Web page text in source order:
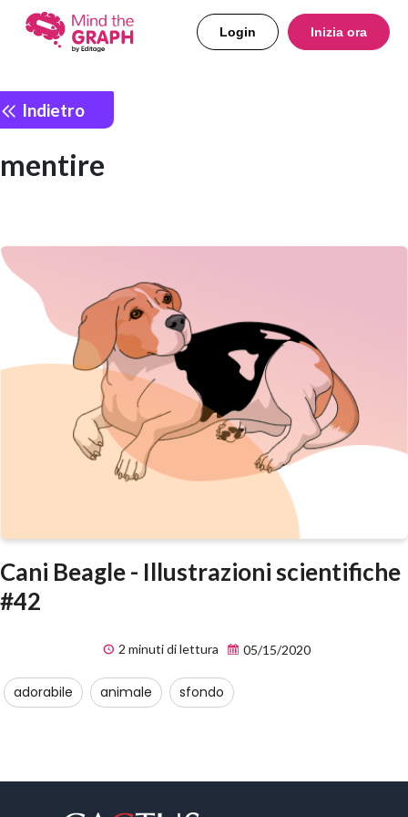
Login Inizia ora
Indietro
mentire
Cani Beagle - Illustrazioni scientifiche
#42
2 minuti di lettura 05/15/2020
adorabile animale sfondo